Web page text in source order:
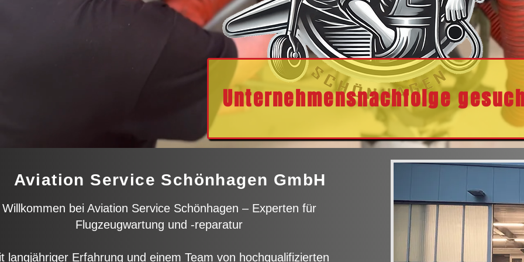
Unternehmensnachfolge
Aviation Service Schönhagen GmbH
Willkommen bei Aviation Service Schönhagen – Experten für
Flugzeugwartung und -reparatur
langjähriger Erfahrung und einem Team von hochqualifizierten